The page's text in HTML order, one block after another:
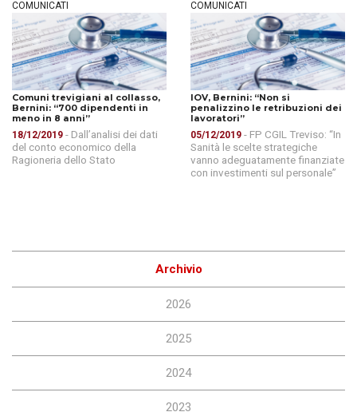
COMUNICATI
Comuni trevigiani al collasso,
Bernini: “700 dipendenti in
meno in 8 anni”
18/12/2019 - Dall’analisi dei dati
del conto economico della
Ragioneria dello Stato
COMUNICATI
IOV, Bernini: “Non si
penalizzino le retribuzioni dei
lavoratori”
05/12/2019 - FP CGIL Treviso: “In
Sanità le scelte strategiche
vanno adeguatamente finanziate
con investimenti sul personale”
Archivio
2026
2025
2024
2023